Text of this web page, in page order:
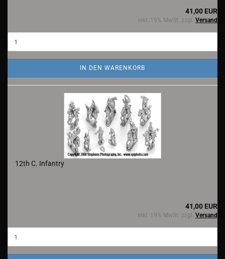
41,00 EUR
inkl. 19% MwSt. zzgl. Versand
IN DEN WARENKORB
12th C. Infantry
41,00 EUR
inkl. 19% MwSt. zzgl. Versand